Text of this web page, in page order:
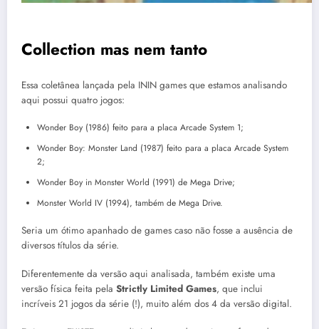
Collection mas nem tanto
Essa coletânea lançada pela ININ games que estamos analisando
aqui possui quatro jogos:
Wonder Boy (1986) feito para a placa Arcade System 1;
Wonder Boy: Monster Land (1987) feito para a placa Arcade System
2;
Wonder Boy in Monster World (1991) de Mega Drive;
Monster World IV (1994), também de Mega Drive.
Seria um ótimo apanhado de games caso não fosse a ausência de
diversos títulos da série.
Diferentemente da versão aqui analisada, também existe uma
versão física feita pela Strictly Limited Games, que inclui
incríveis 21 jogos da série (!), muito além dos 4 da versão digital.